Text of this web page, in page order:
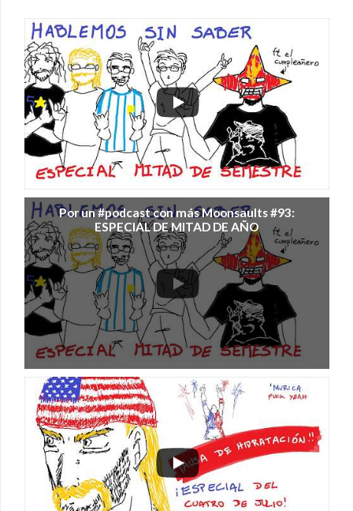
Por un #podcast con más Moonsaults #93:
ESPECIAL DE MITAD DE AÑO